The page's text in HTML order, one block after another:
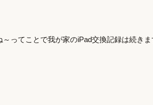
ってことで我が家のiPad交換記録は続きま